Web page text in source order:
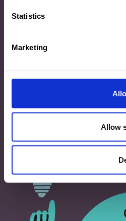
Statistics
Marketing
Allow
©2026 Ministère de l’Éducation